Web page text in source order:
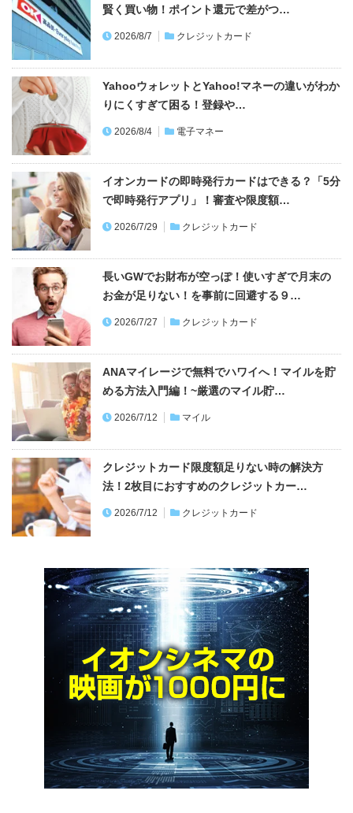
賢く買い物！ポイント還元で差がつ…
2026/8/7 クレジットカード
YahooウォレットとYahoo!マネーの違いがわか
りにくすぎて困る！登録や…
2026/8/4 電子マネー
イオンカードの即時発行カードはできる？「5分
で即時発行アプリ」！審査や限度額…
2026/7/29 クレジットカード
長いGWでお財布が空っぽ！使いすぎで月末の
お金が足りない！を事前に回避する９…
2026/7/27 クレジットカード
ANAマイレージで無料でハワイへ！マイルを貯
める方法入門編！~厳選のマイル貯…
2026/7/12 マイル
クレジットカード限度額足りない時の解決方
法！2枚目におすすめのクレジットカー…
2026/7/12 クレジットカード